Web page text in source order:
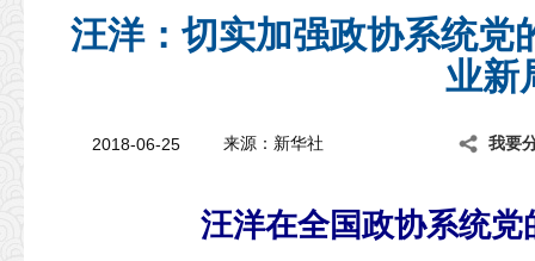
汪洋：切实加强政协系统党
业新
2018-06-25 来源：新华社 我要
汪洋在全国政协系统